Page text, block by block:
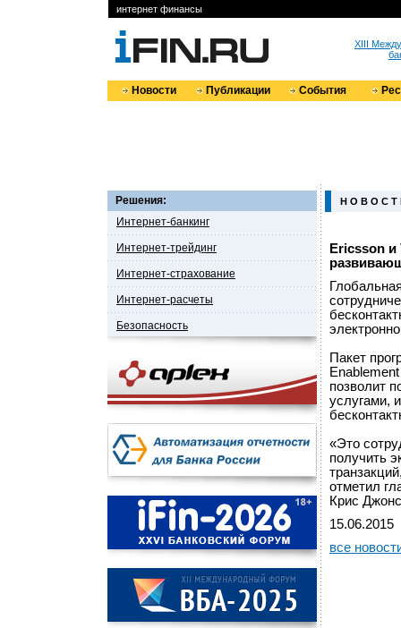
интернет финансы
XIII
Новости Публикации События
Решения:
Интернет-банкинг
Интернет-трейдинг
Интернет-страхование
Интернет-расчеты
Безопасность
Н О В О С Т
Ericsson
Пакет
позволит
услугами,
«Это
получить
отметил
Крис
15.06.2015
все